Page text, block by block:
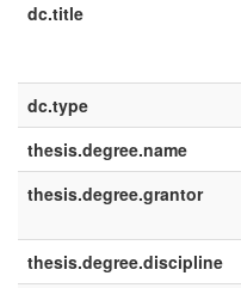
dc.title
dc.type
thesis.degree.name
thesis.degree.grantor
thesis.degree.discipline